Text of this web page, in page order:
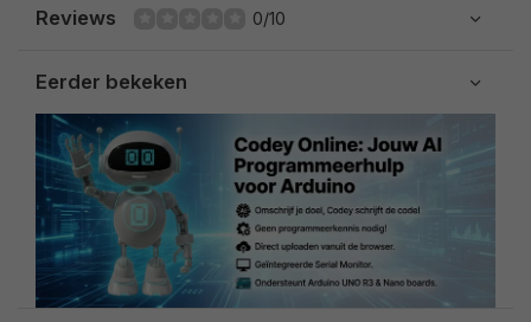
Reviews 0/10
Eerder bekeken